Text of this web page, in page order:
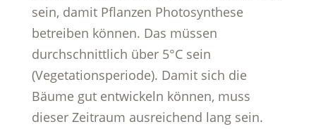
sein, damit Pflanzen Photosynthese
betreiben können. Das müssen
durchschnittlich über 5°C sein
(Vegetationsperiode). Damit sich die
Bäume gut entwickeln können, muss
dieser Zeitraum ausreichend lang sein.